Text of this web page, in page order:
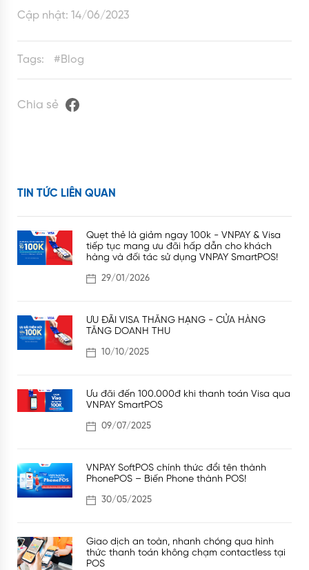
Cập nhật: 14/06/2023
Tags: #Blog
Chia sẻ
TIN TỨC LIÊN QUAN
Quẹt thẻ là giảm ngay 100k - VNPAY & Visa
tiếp tục mang ưu đãi hấp dẫn cho khách
hàng và đối tác sử dụng VNPAY SmartPOS!
29/01/2026
ƯU ĐÃI VISA THĂNG HẠNG - CỬA HÀNG
TĂNG DOANH THU
10/10/2025
Ưu đãi đến 100.000đ khi thanh toán Visa qua
VNPAY SmartPOS
09/07/2025
VNPAY SoftPOS chính thức đổi tên thành
PhonePOS – Biến Phone thành POS!
30/05/2025
Giao dịch an toàn, nhanh chóng qua hình
thức thanh toán không chạm contactless tại
POS